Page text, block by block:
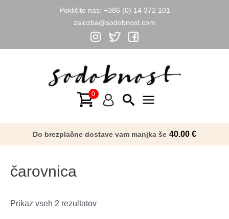
Pokličite nas: +386 (0) 14 372 101
zalozba@sodobnost.com
Menu
Do brezplačne dostave vam manjka še 40.00 €
čarovnica
Prikaz vseh 2 rezultatovRazvrščeno